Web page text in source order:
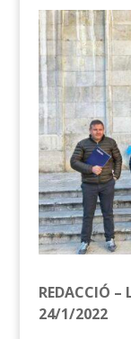
REDACCIÓ
24/1/2022